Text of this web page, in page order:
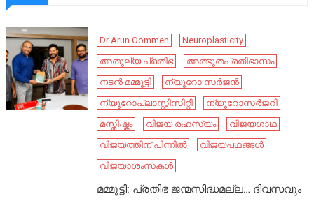
Dr Arun Oommen
Neuroplasticity
അതുല്യ പ്രതിഭ
അത്ഭുതപ്രതിഭാസം
നടൻ മമ്മൂട്ടി
ന്യൂറോ സർജൻ
ന്യൂറോപ്ലാസ്റ്റിസിറ്റി
ന്യൂറോസർജറി
മസ്തിഷ്കം
വിജയ രഹസ്യം
വിജയഗാഥ
വിജയത്തിന് പിന്നിൽ
വിജയപഥങ്ങൾ
വിജയാശംസകൾ
മമ്മൂട്ടി: പ്രതിഭ ജന്മസിദ്ധമല്ല… ദിവസവും